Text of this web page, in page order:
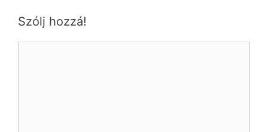
Szólj hozzá!